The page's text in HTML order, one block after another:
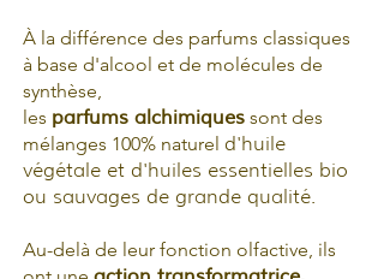
​À la différence des parfums classiques
à base d'alcool et de molécules de
synthèse,
les parfums alchimiques sont des
mélanges 100% naturel d'huile
végétale et d'huiles essentielles bio
ou sauvages de grande qualité.
Au-delà de leur fonction olfactive, ils